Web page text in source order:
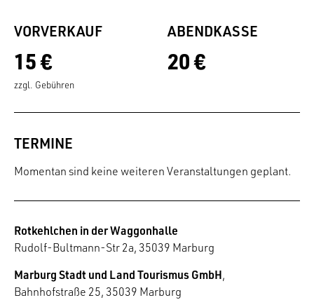
VORVERKAUF
15 €
zzgl. Gebühren
ABENDKASSE
20 €
TERMINE
Momentan sind keine weiteren Veranstaltungen geplant.
Rotkehlchen in der Waggonhalle
Rudolf-Bultmann-Str 2a, 35039 Marburg
Marburg Stadt und Land Tourismus GmbH,
Bahnhofstraße 25, 35039 Marburg